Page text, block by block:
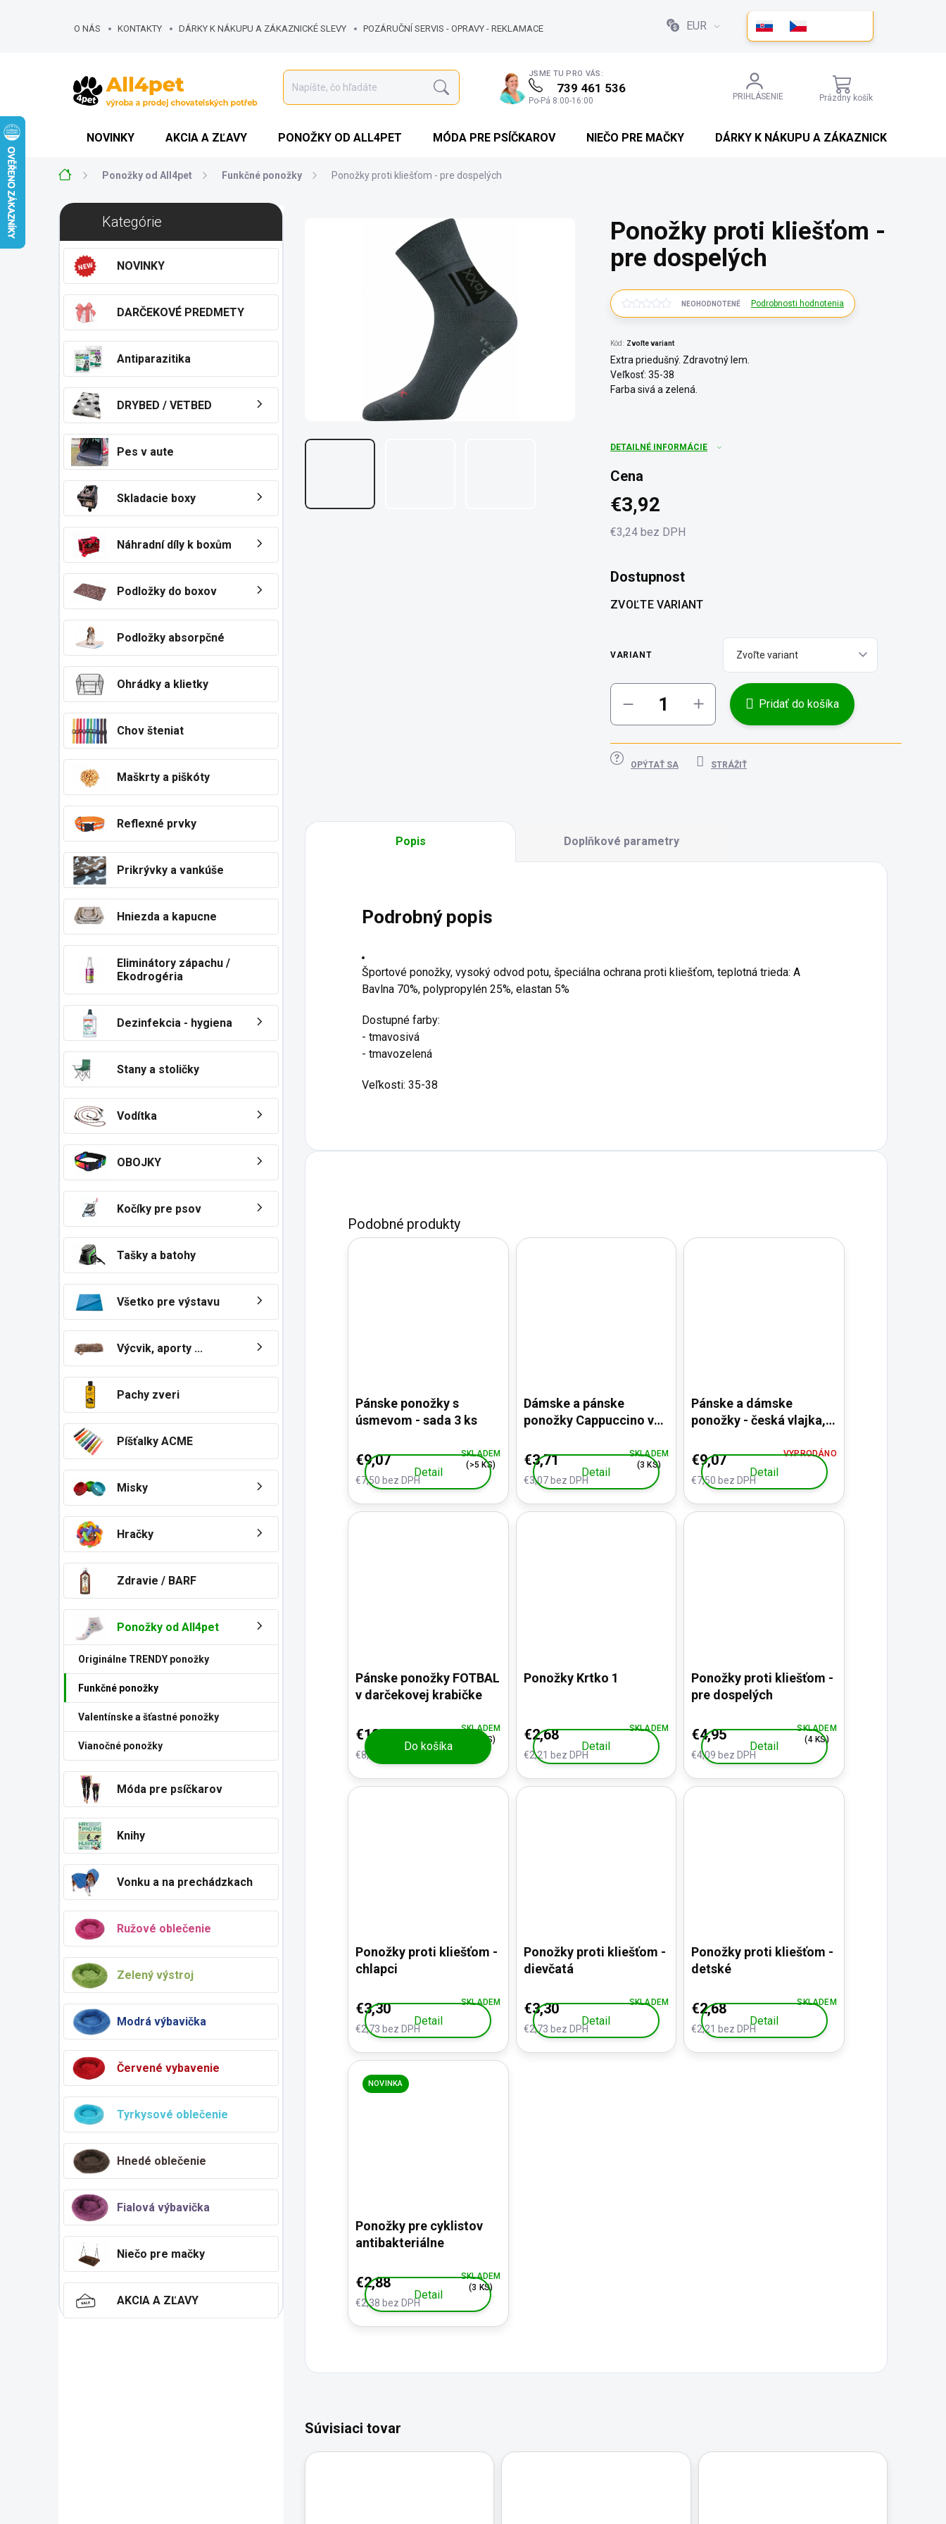
O NÁS KONTAKTY DÁRKY K NÁKUPU A ZÁKAZNICKÉ SLEVY POZÁRUČNÍ SERVIS - OPRAVY - REKLAMACE EUR
Hľadať
JSME TU PRO VÁS:
739 461 536
Po-Pá 8:00-16:00 PRIHLÁSENIE
NÁKUPNÝ
KOŠÍK
Prázdny košík
NOVINKY AKCIA A ZĽAVY PONOŽKY OD ALL4PET MÓDA PRE PSÍČKAROV NIEČO PRE MAČKY DÁRKY K NÁKUPU A ZÁKAZNICKÉ SLEVY
DomovPonožky od All4pet Funkčné ponožky Ponožky proti kliešťom - pre dospelých
B
č
Preskočiť
kategórieKategórie
NOVINKY
DARČEKOVÉ PREDMETY
Antiparazitika
DRYBED / VETBED
Pes v aute
Skladacie boxy
Náhradní díly k boxům
Podložky do boxov
Podložky absorpčné
Ohrádky a klietky
Chov šteniat
Maškrty a piškóty
Reflexné prvky
Prikrývky a vankúše
Hniezda a kapucne
Eliminátory zápachu /
Ekodrogéria
Dezinfekcia - hygiena
Stany a stoličky
Vodítka
OBOJKY
Kočíky pre psov
Tašky a batohy
Všetko pre výstavu
Výcvik, aporty ...
Pachy zveri
Píšťalky ACME
Misky
Hračky
Zdravie / BARF
Ponožky od All4pet
Originálne TRENDY ponožky
Funkčné ponožky
Valentínske a šťastné ponožky
Vianočné ponožky
Móda pre psíčkarov
Knihy
Vonku a na prechádzkach
Ružové oblečenie
Zelený výstroj
Modrá výbavička
Červené vybavenie
Tyrkysové oblečenie
Hnedé oblečenie
Fialová výbavička
Niečo pre mačky
AKCIA A ZĽAVY
Ponožky proti kliešťom -
pre dospelých
NEOHODNOTENÉ Podrobnosti hodnotenia
Kód: Zvoľte variant
Extra priedušný. Zdravotný lem.
Veľkosť: 35-38
Farba sivá a zelená.
DETAILNÉ INFORMÁCIE
Cena
€3,92
€3,24 bez DPH
Dostupnost
ZVOĽTE VARIANT
VARIANT
Pridať do košíka
OPÝTAŤ SA STRÁŽIŤ
Popis Doplňkové parametry
Podrobný popis
Športové ponožky, vysoký odvod potu, špeciálna ochrana proti kliešťom, teplotná trieda: A
Bavlna 70%, polypropylén 25%, elastan 5%
Dostupné farby:
- tmavosivá
- tmavozelená
Veľkosti: 35-38
Pánske ponožky s
úsmevom - sada 3 ks
€7,50 bez DPH
€9,07
SKLADEM
(>5 KS)
Detail
Dámske a pánske
ponožky Cappuccino v
šálke
€3,07 bez DPH
€3,71
SKLADEM
(3 KS)
Detail
Pánske a dámske
ponožky - česká vlajka,
€7,50 bez DPH
€9,07 VYPRODÁNO
Detail
Pánske ponožky FOTBAL
v darčekovej krabičke
€8,51 bez DPH
€10,30
SKLADEM
(>5 KS)
Do košíka
Ponožky Krtko 1
€2,21 bez DPH
€2,68 SKLADEM
Detail
Ponožky proti kliešťom -
pre dospelých
€4,09 bez DPH
€4,95
SKLADEM
(4 KS)
Detail
Ponožky proti kliešťom -
chlapci
€2,73 bez DPH
€3,30 SKLADEM
Detail
Ponožky proti kliešťom -
dievčatá
€2,73 bez DPH
€3,30 SKLADEM
Detail
Ponožky proti kliešťom -
detské
€2,21 bez DPH
€2,68 SKLADEM
Detail
NOVINKA
Ponožky pre cyklistov
antibakteriálne
€2,38 bez DPH
€2,88
SKLADEM
(3 KS)
Detail
Súvisiaci tovar